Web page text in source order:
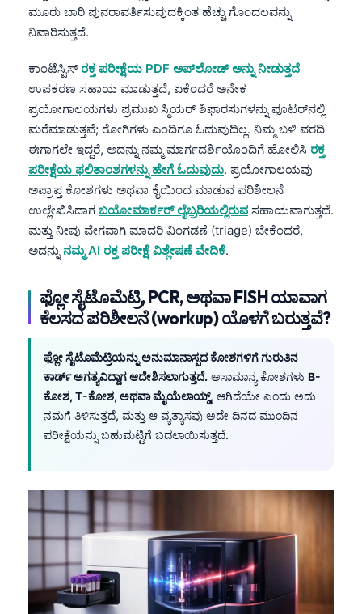
ಮೂರು ಬಾರಿ ಪುನರಾವರ್ತಿಸುವುದಕ್ಕಿಂತ ಹೆಚ್ಚು ಗೊಂದಲವನ್ನು
ನಿವಾರಿಸುತ್ತದೆ.
ಕಾಂಟೆಸ್ಟಿಸ್ರಕ್ತ ಪರೀಕ್ಷೆಯ PDF ಅಪ್‌ಲೋಡ್ ಅನ್ನು ನೀಡುತ್ತದೆ
ಉಪಕರಣ ಸಹಾಯ ಮಾಡುತ್ತದೆ, ಏಕೆಂದರೆ ಅನೇಕ
ಪ್ರಯೋಗಾಲಯಗಳು ಪ್ರಮುಖ ಸ್ಮಿಯರ್ ಶಿಫಾರಸುಗಳನ್ನು ಫೂಟರ್‌ನಲ್ಲಿ
ಮರೆಮಾಡುತ್ತವೆ; ರೋಗಿಗಳು ಎಂದಿಗೂ ಓದುವುದಿಲ್ಲ. ನಿಮ್ಮ ಬಳಿ ವರದಿ
ಈಗಾಗಲೇ ಇದ್ದರೆ, ಅದನ್ನು ನಮ್ಮ ಮಾರ್ಗದರ್ಶಿಯೊಂದಿಗೆ ಹೋಲಿಸಿ ರಕ್ತ
ಪರೀಕ್ಷೆಯ ಫಲಿತಾಂಶಗಳನ್ನು ಹೇಗೆ ಓದುವುದು. ಪ್ರಯೋಗಾಲಯವು
ಅಪ್ರಾಪ್ತ ಕೋಶಗಳು ಅಥವಾ ಕೈಯಿಂದ ಮಾಡುವ ಪರಿಶೀಲನೆ
ಉಲ್ಲೇಖಿಸಿದಾಗ ಬಯೋಮಾರ್ಕರ್ ಲೈಬ್ರರಿಯಲ್ಲಿರುವ ಸಹಾಯವಾಗುತ್ತದೆ.
ಮತ್ತು ನೀವು ವೇಗವಾಗಿ ಮಾದರಿ ವಿಂಗಡಣೆ (triage) ಬೇಕೆಂದರೆ,
ಅದನ್ನುನಮ್ಮ AI ರಕ್ತ ಪರೀಕ್ಷೆ ವಿಶ್ಲೇಷಣೆ ವೇದಿಕೆ.
ಫ್ಲೋ ಸೈಟೊಮೆಟ್ರಿ, PCR, ಅಥವಾ FISH ಯಾವಾಗ
ಕೆಲಸದ ಪರಿಶೀಲನೆ (workup) ಯೊಳಗೆ ಬರುತ್ತವೆ?
ಫ್ಲೋ ಸೈಟೊಮೆಟ್ರಿಯನ್ನು ಅನುಮಾನಾಸ್ಪದ ಕೋಶಗಳಿಗೆ ಗುರುತಿನ
ಕಾರ್ಡ್ ಅಗತ್ಯವಿದ್ದಾಗ ಆದೇಶಿಸಲಾಗುತ್ತದೆ. ಅಸಾಮಾನ್ಯ ಕೋಶಗಳು B-
ಕೋಶ, T-ಕೋಶ, ಅಥವಾ ಮೈಯೆಲಾಯ್ಡ್, ಆಗಿದೆಯೇ ಎಂದು ಅದು
ನಮಗೆ ತಿಳಿಸುತ್ತದೆ, ಮತ್ತು ಆ ವ್ಯತ್ಯಾಸವು ಅದೇ ದಿನದ ಮುಂದಿನ
ಪರೀಕ್ಷೆಯನ್ನು ಬಹುಮಟ್ಟಿಗೆ ಬದಲಾಯಿಸುತ್ತದೆ.
Afrikaans
Монгол
ພາສາລາວ
Basa Jawa
Cebuano
Кыргызча
Татар теле
Беларуская мова
Esperanto
Frysk
Ślōnskŏ gŏdka